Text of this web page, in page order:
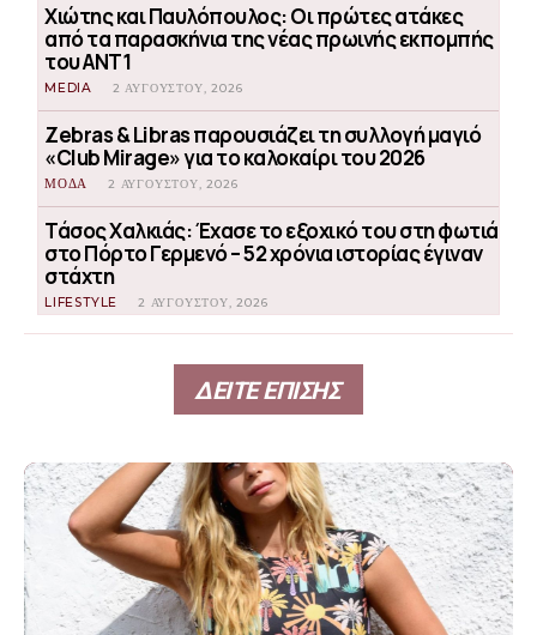
Χιώτης και Παυλόπουλος: Οι πρώτες ατάκες
από τα παρασκήνια της νέας πρωινής εκπομπής
του ΑΝΤ1
MEDIA 2 ΑΥΓΟΎΣΤΟΥ, 2026
Zebras & Libras παρουσιάζει τη συλλογή μαγιό
«Club Mirage» για το καλοκαίρι του 2026
ΜΟΔΑ 2 ΑΥΓΟΎΣΤΟΥ, 2026
Τάσος Χαλκιάς: Έχασε το εξοχικό του στη φωτιά
στο Πόρτο Γερμενό – 52 χρόνια ιστορίας έγιναν
στάχτη
LIFESTYLE 2 ΑΥΓΟΎΣΤΟΥ, 2026
ΔΕΙΤΕ ΕΠΙΣΗΣ